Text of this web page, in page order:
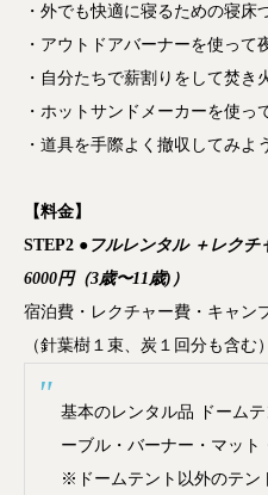
・外でも快適に寝るための寝床
・アウトドアバーナーを使って
・自分たちで薪割りをして焚き
・ホットサンドメーカーを使っ
・道具を手際よく撤収してみよ
【料金】
STEP2 ●フルレンタル ＋レク
6000円（3歳〜11歳)）
宿泊費・レクチャー費・キャン
（針葉樹１束、炭１回分も含む）
基本のレンタル品 ドーム
ーブル・バーナー・マッ
※ドームテント以外のテン